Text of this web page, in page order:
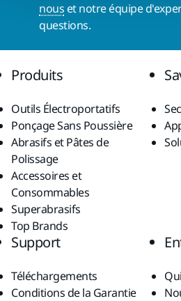
nous et notre équipe
questions.
Produits
Outils Électroportatifs
Ponçage Sans Poussière
Abrasifs et Pâtes de
Polissage
Accessoires et
Consommables
Superabrasifs
Top Brands
Support
Téléchargements
Conditions de la Garantie